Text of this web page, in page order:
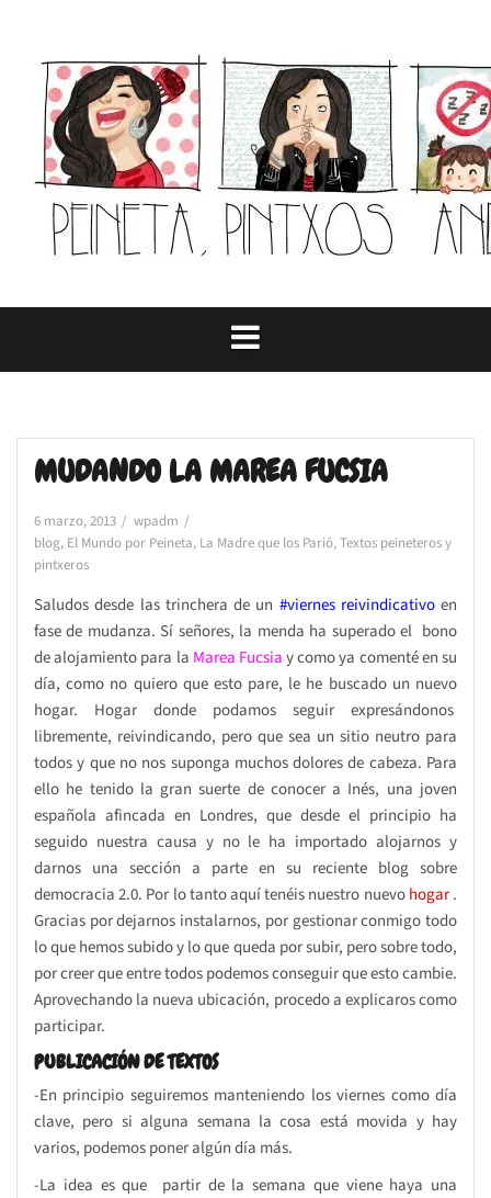
content
MUDANDO LA MAREA FUCSIA
6 marzo, 2013
wpadm
blog, El Mundo por Peineta, La Madre que los Parió,Textos peineteros y
pintxeros
Saludos desde las trinchera de un #viernes reivindicativoen
fase de mudanza. Sí señores, la menda ha superado el bono
de alojamiento para la Marea Fucsiay como ya comenté en su
día, como no quiero que esto pare, le he buscado un nuevo
hogar. Hogar donde podamos seguir expresándonos
libremente, reivindicando, pero que sea un sitio neutro para
todos y que no nos suponga muchos dolores de cabeza. Para
ello he tenido la gran suerte de conocer a Inés, una joven
española afincada en Londres, que desde el principio ha
seguido nuestra causa y no le ha importado alojarnos y
darnos una sección a parte en su reciente blog sobre
democracia 2.0. Por lo tanto aquí tenéis nuestro nuevohogar.
Gracias por dejarnos instalarnos, por gestionar conmigo todo
lo que hemos subido y lo que queda por subir, pero sobre todo,
por creer que entre todos podemos conseguir que esto cambie.
Aprovechando la nueva ubicación, procedo a explicaros como
participar.
PUBLICACIÓN DE TEXTOS
-En principio seguiremos manteniendo los viernes como día
clave, pero si alguna semana la cosa está movida y hay
varios, podemos poner algún día más.
-La idea es que partir de la semana que viene haya una